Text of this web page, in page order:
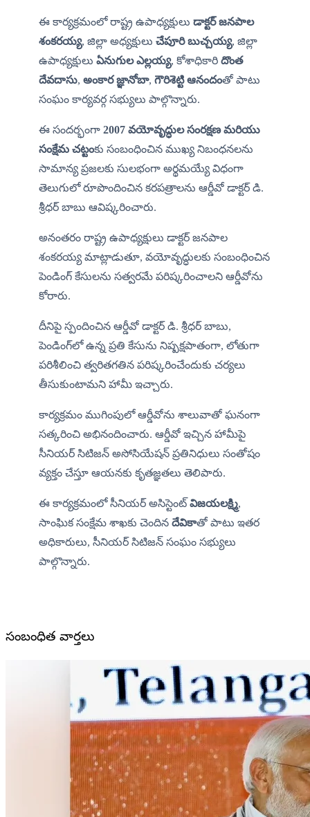
ఈ కార్యక్రమంలో రాష్ట్ర ఉపాధ్యక్షులు డాక్టర్ జనపాల
శంకరయ్య, జిల్లా అధ్యక్షులు చేపూరి బుచ్చయ్య, జిల్లా
ఉపాధ్యక్షులు ఏనుగుల ఎల్లయ్య, కోశాధికారి దొంత
దేవదాసు, అంకార జ్ఞానోబా, గౌరిశెట్టి ఆనందంతో పాటు
సంఘం కార్యవర్గ సభ్యులు పాల్గొన్నారు.
ఈ సందర్భంగా 2007 వయోవృద్ధుల సంరక్షణ మరియు
సంక్షేమ చట్టంకు సంబంధించిన ముఖ్య నిబంధనలను
సామాన్య ప్రజలకు సులభంగా అర్థమయ్యే విధంగా
తెలుగులో రూపొందించిన కరపత్రాలను ఆర్డీవో డాక్టర్ డి.
శ్రీధర్ బాబు ఆవిష్కరించారు.
అనంతరం రాష్ట్ర ఉపాధ్యక్షులు డాక్టర్ జనపాల
శంకరయ్య మాట్లాడుతూ, వయోవృద్ధులకు సంబంధించిన
పెండింగ్ కేసులను సత్వరమే పరిష్కరించాలని ఆర్డీవోను
కోరారు.
దీనిపై స్పందించిన ఆర్డీవో డాక్టర్ డి. శ్రీధర్ బాబు,
పెండింగ్‌లో ఉన్న ప్రతి కేసును నిష్పక్షపాతంగా, లోతుగా
పరిశీలించి త్వరితగతిన పరిష్కరించేందుకు చర్యలు
తీసుకుంటామని హామీ ఇచ్చారు.
కార్యక్రమం ముగింపులో ఆర్డీవోను శాలువాతో ఘనంగా
సత్కరించి అభినందించారు. ఆర్డీవో ఇచ్చిన హామీపై
సీనియర్ సిటిజన్ అసోసియేషన్ ప్రతినిధులు సంతోషం
వ్యక్తం చేస్తూ ఆయనకు కృతజ్ఞతలు తెలిపారు.
ఈ కార్యక్రమంలో సీనియర్ అసిస్టెంట్ విజయలక్ష్మి,
సాంఘిక సంక్షేమ శాఖకు చెందిన దేవికాతో పాటు ఇతర
అధికారులు, సీనియర్ సిటిజన్ సంఘం సభ్యులు
పాల్గొన్నారు.
సంబంధిత వార్తలు